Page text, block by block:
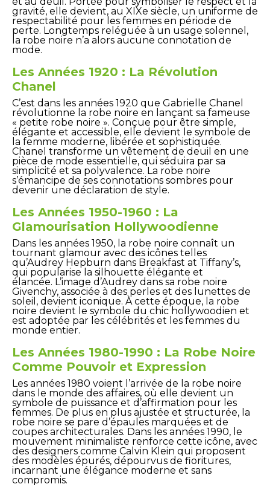
gravité, elle devient, au XIXe siècle, un uniforme de
respectabilité pour les femmes en période de
perte. Longtemps reléguée à un usage solennel,
la robe noire n’a alors aucune connotation de
mode.
Les Années 1920 : La Révolution
Chanel
C’est dans les années 1920 que Gabrielle Chanel
révolutionne la robe noire en lançant sa fameuse
« petite robe noire ». Conçue pour être simple,
élégante et accessible, elle devient le symbole de
la femme moderne, libérée et sophistiquée.
Chanel transforme un vêtement de deuil en une
pièce de mode essentielle, qui séduira par sa
simplicité et sa polyvalence. La robe noire
s’émancipe de ses connotations sombres pour
devenir une déclaration de style.
Les Années 1950-1960 : La
Glamourisation Hollywoodienne
Dans les années 1950, la robe noire connaît un
tournant glamour avec des icônes telles
qu’Audrey Hepburn dans Breakfast at Tiffany’s,
qui popularise la silhouette élégante et
élancée. L’image d’Audrey dans sa robe noire
Givenchy, associée à des perles et des lunettes de
soleil, devient iconique. À cette époque, la robe
noire devient le symbole du chic hollywoodien et
est adoptée par les célébrités et les femmes du
monde entier.
Les Années 1980-1990 : La Robe Noire
Comme Pouvoir et Expression
Les années 1980 voient l’arrivée de la robe noire
dans le monde des affaires, où elle devient un
symbole de puissance et d’affirmation pour les
femmes. De plus en plus ajustée et structurée, la
robe noire se pare d’épaules marquées et de
coupes architecturales. Dans les années 1990, le
mouvement minimaliste renforce cette icône, avec
des designers comme Calvin Klein qui proposent
des modèles épurés, dépourvus de fioritures,
incarnant une élégance moderne et sans
compromis.